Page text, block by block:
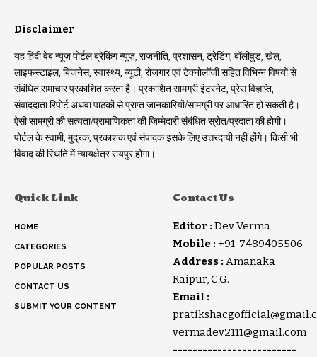
Disclaimer
यह हिंदी वेब न्यूज़ पोर्टल ब्रेकिंग न्यूज़, राजनीति, प्रशासन, ट्रेडिंग, बॉलीवुड, खेल,
लाइफस्टाइल, बिजनेस, स्वास्थ्य, ब्यूटी, रोजगार एवं टेक्नोलॉजी सहित विभिन्न विषयों से
संबंधित समाचार प्रकाशित करता है। प्रकाशित सामग्री इंटरनेट, प्रेस विज्ञप्ति,
संवाददाता रिपोर्ट अथवा पाठकों से प्राप्त जानकारियों/सामग्री पर आधारित हो सकती है।
ऐसी सामग्री की सत्यता/प्रामाणिकता की जिम्मेदारी संबंधित स्रोत/प्रदाता की होगी।
पोर्टल के स्वामी, मुद्रक, प्रकाशक एवं संपादक इसके लिए उत्तरदायी नहीं होंगे। किसी भी
विवाद की स्थिति में न्यायक्षेत्र रायपुर होगा।
Quick Link
HOME
CATEGORIES
POPULAR POSTS
CONTACT US
SUBMIT YOUR CONTENT
Contact Us
Editor : Dev Verma
Mobile : +91-7489405506
Address : Amanaka
Raipur, C.G.
Email :
vermadev2111@gmail.com
-------------------------